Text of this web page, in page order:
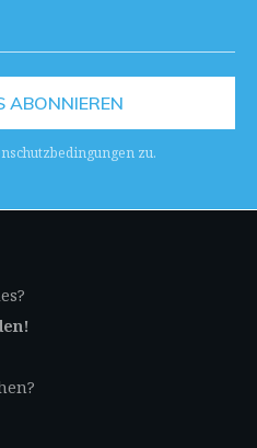
ABONNIEREN
zu.